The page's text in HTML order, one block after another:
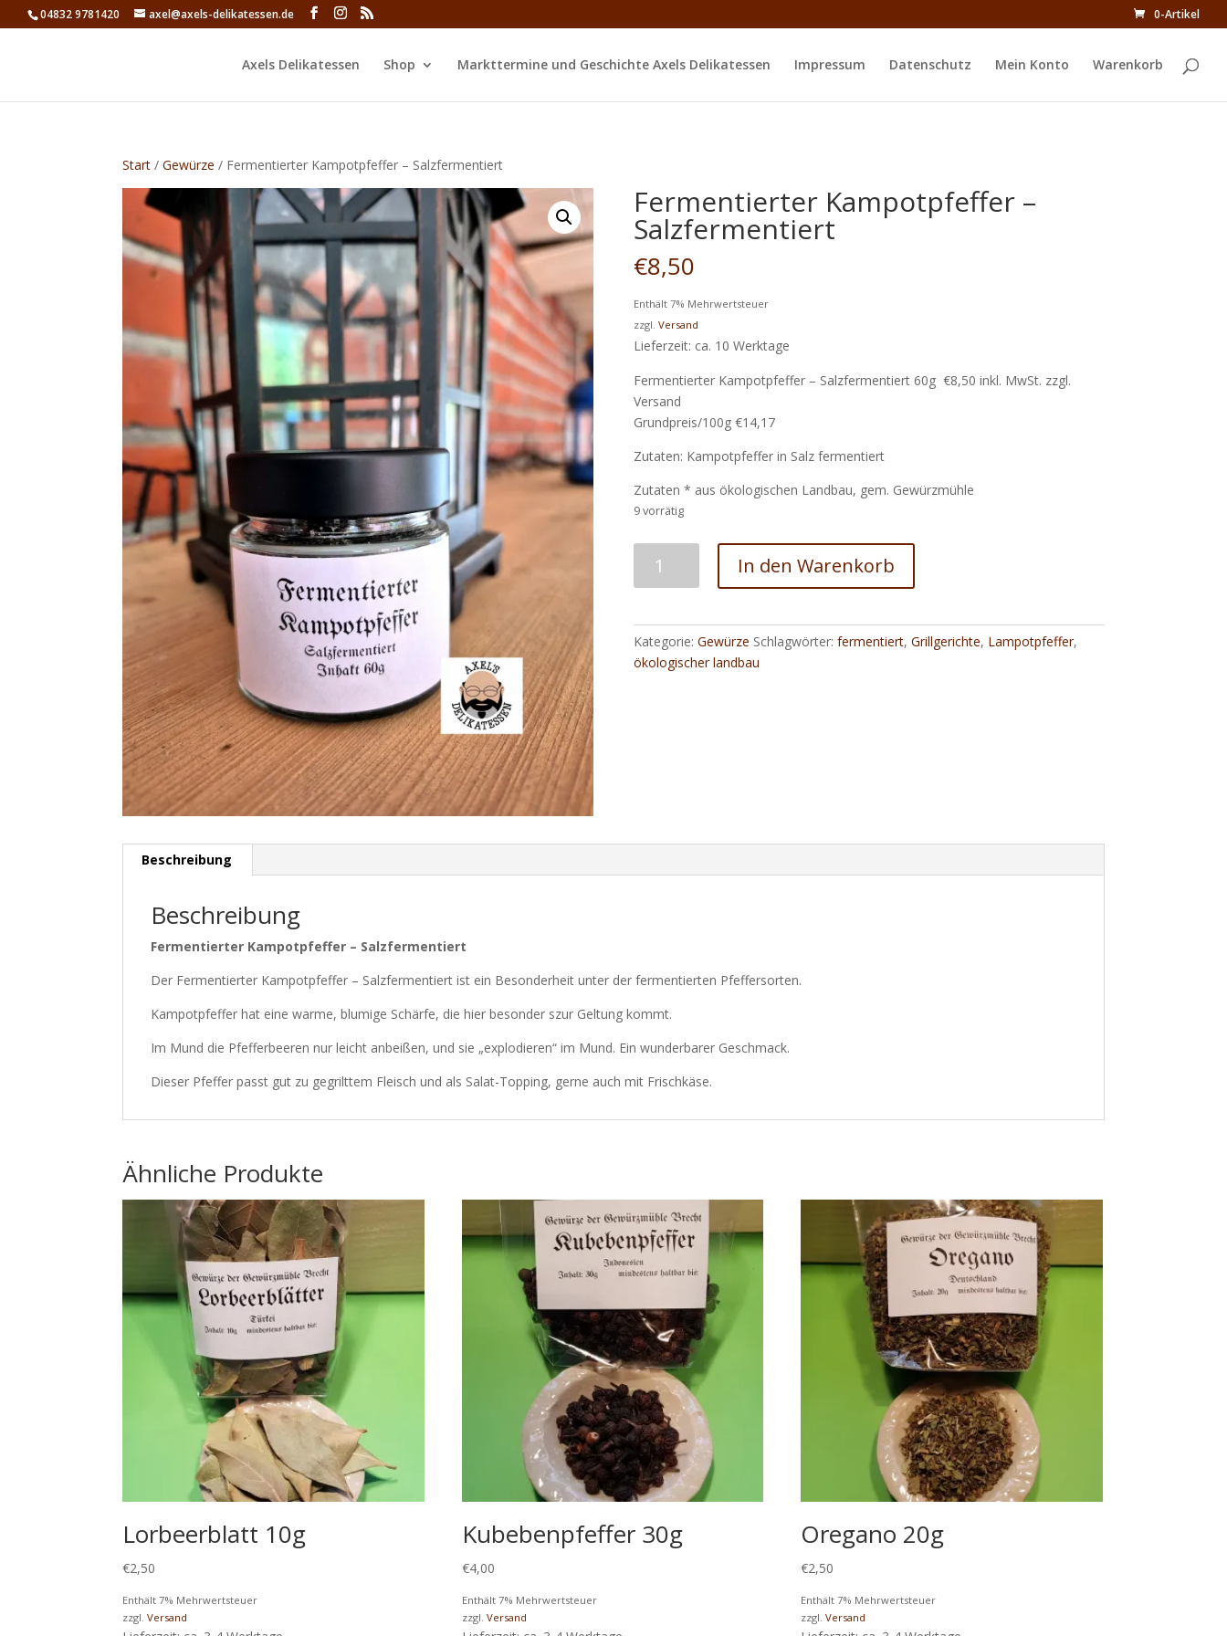
04832 9781420 axel@axels-delikatessen.de 0-Artikel
Axels Delikatessen Shop Markttermine und Geschichte Axels Delikatessen Impressum Datenschutz Mein Konto Warenkorb
Start /Gewürze / Fermentierter Kampotpfeffer – Salzfermentiert
Fermentierter Kampotpfeffer –
Salzfermentiert
€8,50
Enthält 7% Mehrwertsteuer
zzgl. Versand
Lieferzeit: ca. 10 Werktage
Fermentierter Kampotpfeffer – Salzfermentiert 60g €8,50 inkl. MwSt. zzgl.
Versand
Grundpreis/100g €14,17
Zutaten: Kampotpfeffer in Salz fermentiert
Zutaten * aus ökologischen Landbau, gem. Gewürzmühle
9 vorrätig
Kampotpfeffer
Menge
In den Warenkorb
Kategorie: Gewürze Schlagwörter: fermentiert, Grillgerichte, Lampotpfeffer,
ökologischer landbau
Beschreibung
Beschreibung
Fermentierter Kampotpfeffer – Salzfermentiert
Der Fermentierter Kampotpfeffer – Salzfermentiert ist ein Besonderheit unter der fermentierten Pfeffersorten.
Kampotpfeffer hat eine warme, blumige Schärfe, die hier besonder szur Geltung kommt.
Im Mund die Pfefferbeeren nur leicht anbeißen, und sie „explodieren“ im Mund. Ein wunderbarer Geschmack.
Dieser Pfeffer passt gut zu gegrilttem Fleisch und als Salat-Topping, gerne auch mit Frischkäse.
Ähnliche Produkte
Lorbeerblatt 10g
€2,50
Enthält 7% Mehrwertsteuer
zzgl.Versand
Kubebenpfeffer 30g
€4,00
Enthält 7% Mehrwertsteuer
zzgl. Versand
Oregano 20g
€2,50
Enthält 7% Mehrwertsteuer
zzgl.Versand